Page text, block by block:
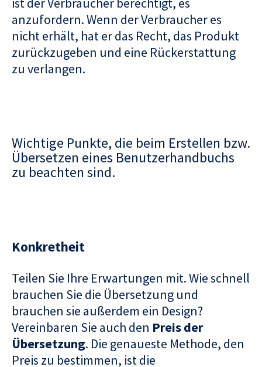
anzufordern. Wenn der Verbraucher es
nicht erhält, hat er das Recht, das Produkt
zurückzugeben und eine Rückerstattung
zu verlangen.
Wichtige Punkte, die beim Erstellen bzw.
Übersetzen eines Benutzerhandbuchs
zu beachten sind.
Konkretheit
Teilen Sie Ihre Erwartungen mit. Wie schnell
brauchen Sie die Übersetzung und
brauchen sie außerdem ein Design?
Vereinbaren Sie auch den Preis der
Übersetzung. Die genaueste Methode, den
Preis zu bestimmen, ist die